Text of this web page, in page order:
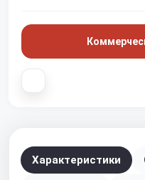
Характеристики